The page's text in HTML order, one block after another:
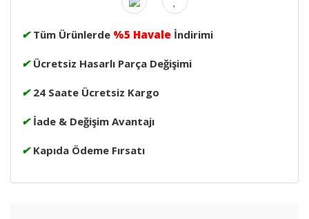
✔ Tüm Ürünlerde %5 Havale İndirimi
✔ Ücretsiz Hasarlı Parça Değişimi
✔ 24 Saate Ücretsiz Kargo
✔ İade & Değişim Avantajı
✔ Kapıda Ödeme Fırsatı